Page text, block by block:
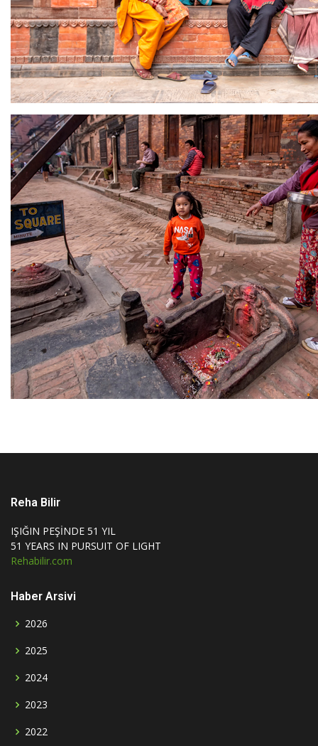
Reha Bilir
IŞIĞIN PEŞİNDE 51 YIL
51 YEARS IN PURSUIT OF LIGHT
Rehabilir.com
Haber Arsivi
2026
2025
2024
2023
2022